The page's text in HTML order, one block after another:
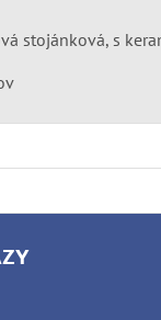
stojánková, s